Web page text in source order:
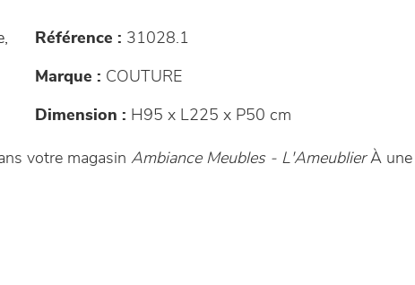
Référence : 31028.1
Marque : COUTURE
Dimension : H95 x L225 x P50 cm
votre magasin Ambiance Meubles - L'AmeublierÀ une